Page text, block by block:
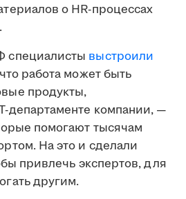
о HR-процессах
специалисты выстроили
работа может быть
продукты,
департаменте компании, —
помогают тысячам
На это и сделали
привлечь экспертов, для
другим.